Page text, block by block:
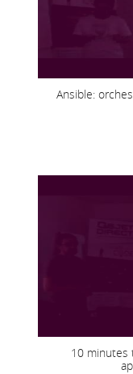
Ansible:
10 minutes